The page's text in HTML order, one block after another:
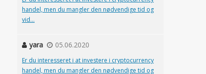
handel, men du mangler den nødvendige tid og
vid...
yara 05.06.2020
Er du interesseret i at investere i cryptocurrency
handel, men du mangler den nødvendige tid og